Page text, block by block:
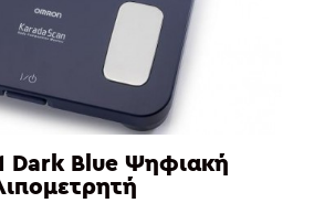
Dark Blue Ψηφιακή